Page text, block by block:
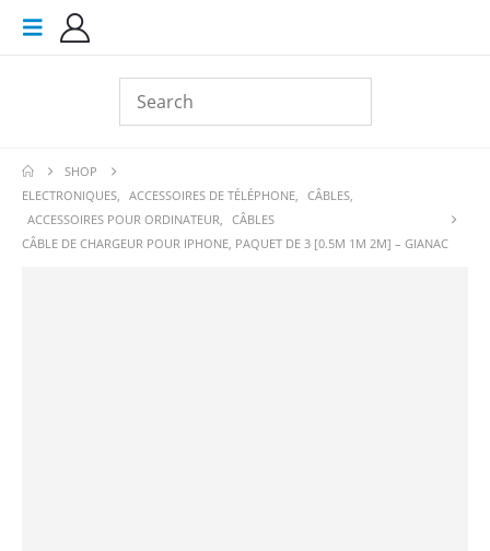
SHOP
ELECTRONIQUES, ACCESSOIRES DE TÉLÉPHONE, CÂBLES,
ACCESSOIRES POUR ORDINATEUR, CÂBLES
CÂBLE DE CHARGEUR POUR IPHONE, PAQUET DE 3 [0.5M 1M 2M] – GIANAC